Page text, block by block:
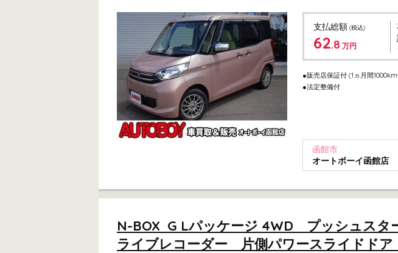
●販売店保証付 (1ヵ月間
●法定整備付
支払総額 (税込)
62.8 万円
函館市
オートボーイ函館店
N-BOX G Lパッケージ 4WD プッシュス
ライブレコーダー 片側パワースライドド